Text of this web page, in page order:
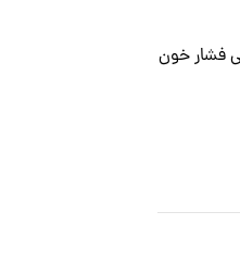
فشار خون